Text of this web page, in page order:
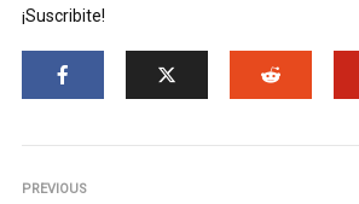
¡Suscribite!
PREVIOUS